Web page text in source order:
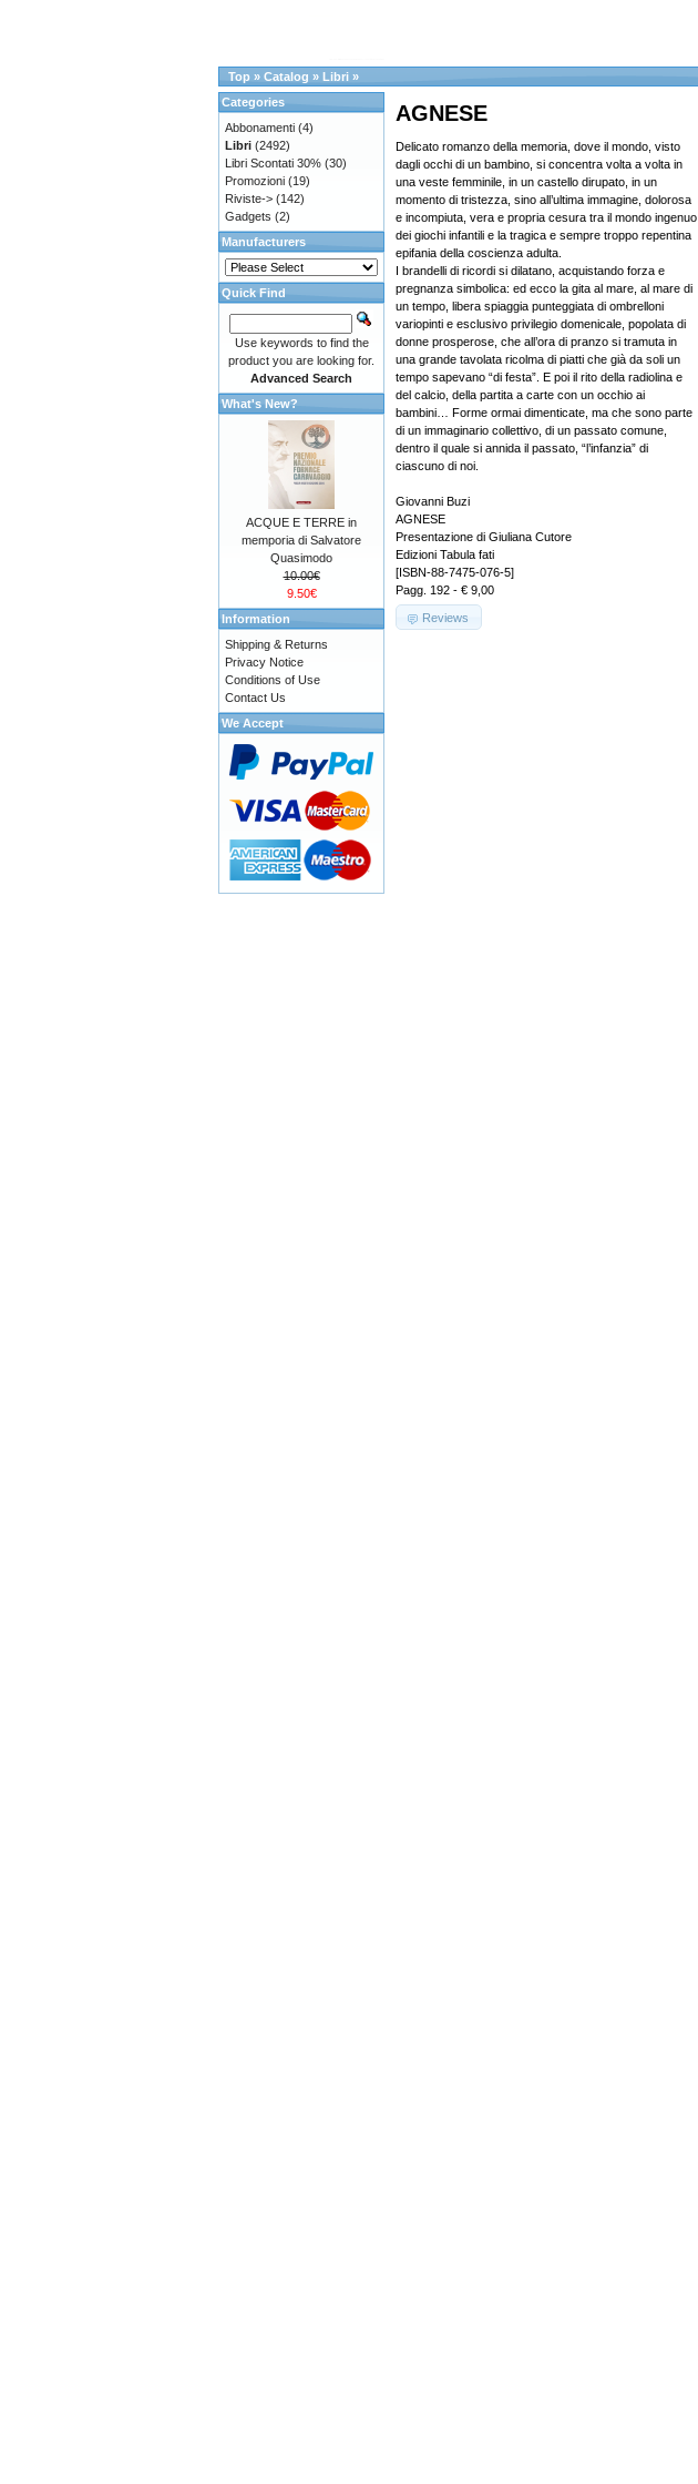
Top » Catalog » Libri »
AGNESE
Delicato romanzo della memoria, dove il mondo, visto
dagli occhi di un bambino, si concentra volta a volta in
una veste femminile, in un castello dirupato, in un
momento di tristezza, sino all’ultima immagine, dolorosa
e incompiuta, vera e propria cesura tra il mondo ingenuo
dei giochi infantili e la tragica e sempre troppo repentina
epifania della coscienza adulta.
I brandelli di ricordi si dilatano, acquistando forza e
pregnanza simbolica: ed ecco la gita al mare, al mare di
un tempo, libera spiaggia punteggiata di ombrelloni
variopinti e esclusivo privilegio domenicale, popolata di
donne prosperose, che all’ora di pranzo si tramuta in
una grande tavolata ricolma di piatti che già da soli un
tempo sapevano “di festa”. E poi il rito della radiolina e
del calcio, della partita a carte con un occhio ai
bambini… Forme ormai dimenticate, ma che sono parte
di un immaginario collettivo, di un passato comune,
dentro il quale si annida il passato, “l’infanzia” di
ciascuno di noi.
Giovanni Buzi
AGNESE
Presentazione di Giuliana Cutore
Edizioni Tabula fati
[ISBN-88-7475-076-5]
Pagg. 192 - € 9,00
Reviews
Categories
Abbonamenti (4)
Libri (2492)
Libri Scontati 30% (30)
Promozioni (19)
Riviste-> (142)
Gadgets (2)
Manufacturers
Quick Find
Use keywords to find the
product you are looking for.
Advanced Search
What's New?
ACQUE E TERRE in
memporia di Salvatore
Quasimodo
10.00€
9.50€
Information
Shipping & Returns
Privacy Notice
Conditions of Use
Contact Us
We Accept